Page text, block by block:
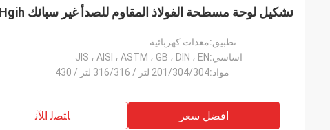
تشكيل لوحة مسطحة الفولاذ المقاوم للصدأ غير سبائك Hgih القوة الميكانيكية
تطبيق:معدات كهربائية
اساسي:JIS ، AISI ، ASTM ، GB ، DIN ، EN
مواد:201/304/304 لتر / 316/316 لتر / 430
افضل سعر ﺎﺘﺼﻟ ﺍﻶﻧ